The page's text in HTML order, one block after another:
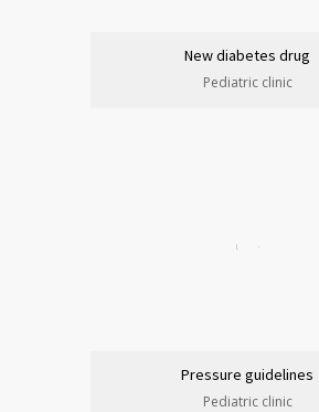
New diabetes drug
Pediatric clinic
Pressure guidelines
Pediatric clinic